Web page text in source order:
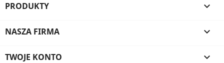
PRODUKTY 
NASZA FIRMA 
TWOJE KONTO 